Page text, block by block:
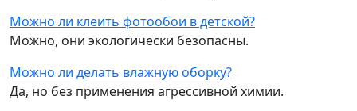
Можно ли клеить фотообои в детской?
Можно, они экологически безопасны.
Можно ли делать влажную оборку?
Да, но без применения агрессивной химии.